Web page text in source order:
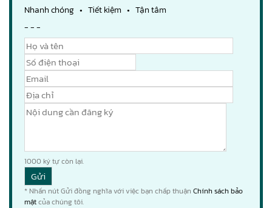
Nhanh chóng • Tiết kiệm • Tận tâm
- - -
1000 ký tự còn lại.
* Nhấn nút Gửi đồng nghĩa với việc bạn chấp thuận Chính sách bảo
mậtcủa chúng tôi.